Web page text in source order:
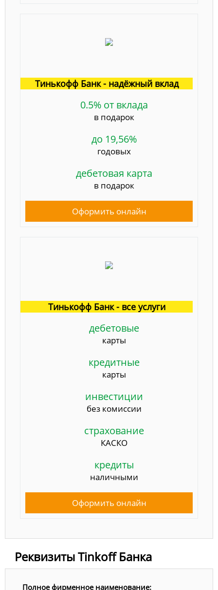
Тинькофф Банк - надёжный вклад
0.5% от вклада
в подарок
до 19,56%
годовых
дебетовая карта
в подарок
Оформить онлайн
Тинькофф Банк - все услуги
дебетовые
карты
кредитные
карты
инвестиции
без комиссии
страхование
КАСКО
кредиты
наличными
Оформить онлайн
Реквизиты Tinkoff Банка
Полное фирменное наименование: